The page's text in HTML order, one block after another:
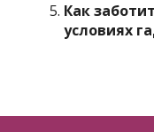
Как
условиях